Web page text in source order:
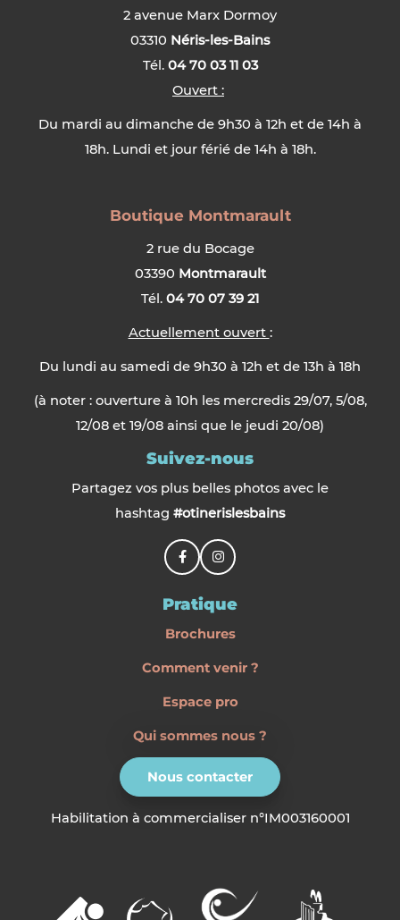
2 avenue Marx Dormoy
03310 Néris-les-Bains
Tél. 04 70 03 11 03
Ouvert :
Du mardi au dimanche de 9h30 à 12h et de 14h à
18h. Lundi et jour férié de 14h à 18h.
Boutique Montmarault
2 rue du Bocage
03390 Montmarault
Tél. 04 70 07 39 21
Actuellement ouvert :
Du lundi au samedi de 9h30 à 12h et de 13h à 18h
(à noter : ouverture à 10h les mercredis 29/07, 5/08,
12/08 et 19/08 ainsi que le jeudi 20/08)
Suivez-nous
Partagez vos plus belles photos avec le
hashtag #otinerislesbains
Pratique
Brochures
Comment venir ?
Espace pro
Qui sommes nous ?
Nous contacter
Habilitation à commercialiser n°IM003160001